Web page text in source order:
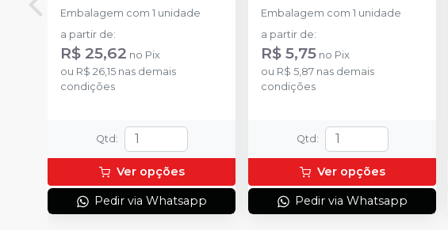
Embalagem com 1 unidade
a partir de:
R$ 25,62 no Pix
ou R$ 26,15 nas demais
condições
Qtd :
Ver opções
Pedir via Whatsapp
Embalagem com 1 unidade
a partir de:
R$ 5,75 no Pix
ou R$ 5,87 nas demais
condições
Qtd :
Ver opções
Pedir via Whatsapp